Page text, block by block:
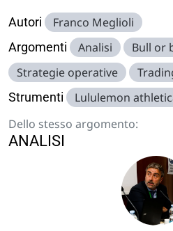
Autori Franco Meglioli
Argomenti Analisi Bull or
Strategie operative
Strumenti
Lululemon
Dello stesso argomento:
ANALISI